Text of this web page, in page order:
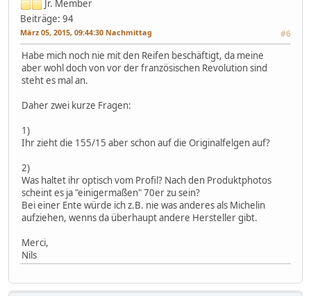
Jr. Member
Beiträge: 94
März 05, 2015, 09:44:30 Nachmittag #6
Habe mich noch nie mit den Reifen beschäftigt, da meine
aber wohl doch von vor der französischen Revolution sind
steht es mal an.
Daher zwei kurze Fragen:
1)
Ihr zieht die 155/15 aber schon auf die Originalfelgen auf?
2)
Was haltet ihr optisch vom Profil? Nach den Produktphotos
scheint es ja "einigermaßen" 70er zu sein?
Bei einer Ente würde ich z.B. nie was anderes als Michelin
aufziehen, wenns da überhaupt andere Hersteller gibt.
Merci,
Nils